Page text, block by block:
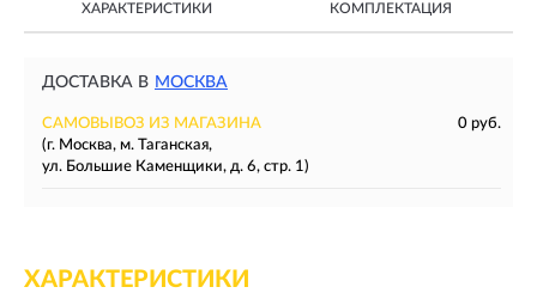
ХАРАКТЕРИСТИКИ КОМПЛЕКТАЦИЯ
ДОСТАВКА В МОСКВА
САМОВЫВОЗ ИЗ МАГАЗИНА
0 руб.
(г. Москва, м. Таганская,
ул. Большие Каменщики, д. 6, стр. 1)
ХАРАКТЕРИСТИКИ